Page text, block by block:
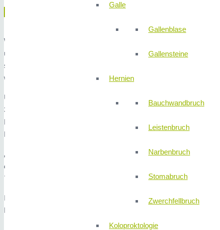
Galle
Gallenblase
Gallensteine
Hernien
Bauchwandbruch
Leistenbruch
Narbenbruch
Stomabruch
Zwerchfellbruch
Koloproktologie
Wir sind ein auf Chirurgie spezialisiertes Plankrankenhaus im
unabhängig von deren Versicherungsstatus Hand in Hand nach
spezialisierten und engagierten Ärzte- und Pflegekräften. Wir
wirbelsäulenchirurgisches Spektrum mit rund 180 Mitarbeitern.
Um dem Patienten vor und nach seinem stationären Aufenthalt
310Klinik und ihre medizinische Versorgungszentren (MVZ/
Behandlung an. Neben den Fachrichtungen der
Netzwerk medizinischer Versorgungszentren radiologische und
„Mit Implementierung anerkannter und renommierter Ärzte
erreichen wir höchsten und modernsten Qualitätsstandard.
Teamfähigkeit und Übernahme von Verantwortung verlieren
Ihre Geschäftsführung,
Frau Dr. med. Calina Librimir (Geschäftsführung | Personal,